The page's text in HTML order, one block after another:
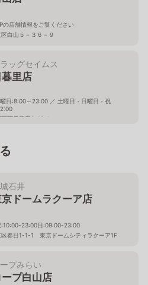
の店舗情報をご覧ください
白山５－３６－９
ラッグセイムス
暮里店
日:8:00～23:00 ／ 土曜日・日曜日・祝
区西日暮里2-18-1
石井
ドームラクーア店
:10:00-23:00日:09:00-23:00
区春日1-1-1 東京ドームシティラクーア1F
プみらい
ープ白山店